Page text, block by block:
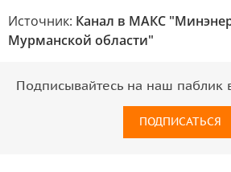
Источник: Канал в МАКС
Мурманской области"
Подписывайтесь на наш паблик
ПОДПИСАТЬСЯ